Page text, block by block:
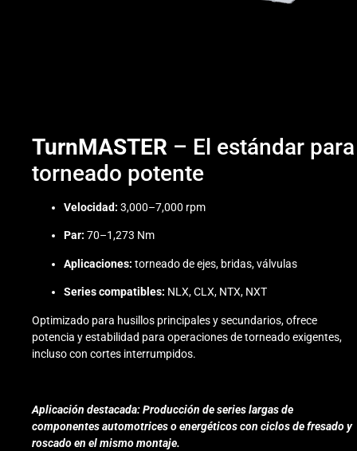
TurnMASTER – El estándar para
torneado potente
Velocidad: 3,000–7,000 rpm
Par: 70–1,273 Nm
Aplicaciones: torneado de ejes, bridas, válvulas
Series compatibles: NLX, CLX, NTX, NXT
Optimizado para husillos principales y secundarios, ofrece
potencia y estabilidad para operaciones de torneado exigentes,
incluso con cortes interrumpidos.
Aplicación destacada: Producción de series largas de
componentes automotrices o energéticos con ciclos de fresado y
roscado en el mismo montaje.